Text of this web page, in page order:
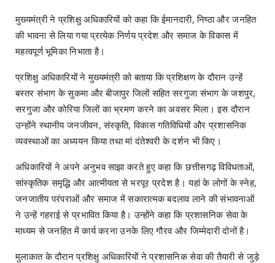
मुख्यमंत्री ने प्रशिक्षु अधिकारियों को कहा कि ईमानदारी, निष्ठा और जनहित
की भावना से लिया गया प्रत्येक निर्णय प्रदेश और समाज के विकास में
महत्वपूर्ण भूमिका निभाता है।
प्रशिक्षु अधिकारियों ने मुख्यमंत्री को बताया कि प्रशिक्षण के दौरान उन्हें
बस्तर संभाग के सुकमा और बीजापुर जिलों सहित सरगुजा संभाग के जशपुर,
सरगुजा और कोरिया जिलों का भ्रमण करने का अवसर मिला। इस दौरान
उन्होंने स्थानीय जनजीवन, संस्कृति, विकास गतिविधियों और प्रशासनिक
व्यवस्थाओं का अध्ययन किया तथा मां दंतेश्वरी के दर्शन भी किए।
अधिकारियों ने अपने अनुभव साझा करते हुए कहा कि छत्तीसगढ़ विविधताओं,
सांस्कृतिक समृद्धि और आत्मीयता से भरपूर प्रदेश है। यहां के लोगों के स्नेह,
जनजातीय परंपराओं और समाज में सकारात्मक बदलाव लाने की संभावनाओं
ने उन्हें गहराई से प्रभावित किया है। उन्होंने कहा कि प्रशासनिक सेवा के
माध्यम से जनहित में कार्य करना उनके लिए गौरव और जिम्मेदारी दोनों है।
मुलाकात के दौरान प्रशिक्षु अधिकारियों ने प्रशासनिक सेवा की तैयारी से जुड़े